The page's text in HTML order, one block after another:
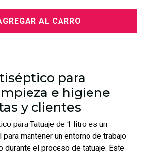
AL CARRO
para
e higiene
y clientes
para Tatuaje de 1 litro es un
mantener un entorno de trabajo
durante el proceso de tatuaje. Este